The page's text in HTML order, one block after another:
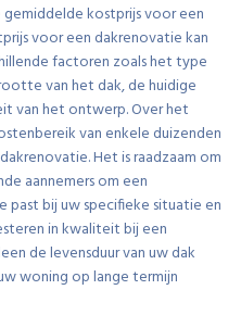
kostprijs voor een
voor een dakrenovatie kan
factoren zoals het type
van het dak, de huidige
van het ontwerp. Over het
van enkele duizenden
Het is raadzaam om
aannemers om een
past bij uw specifieke situatie en
in kwaliteit bij een
de levensduur van uw dak
woning op lange termijn